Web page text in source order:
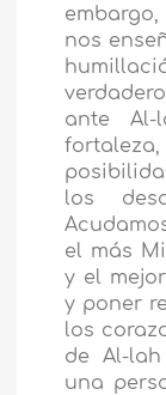
nos
ante
los
el más
y el
y poner
los
de Al-
una